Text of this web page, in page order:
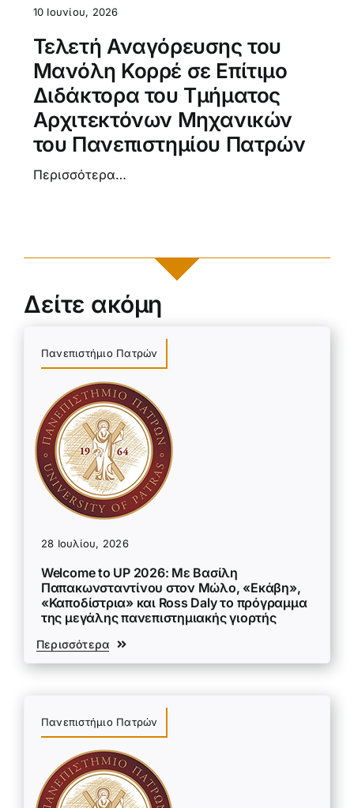
10 Ιουνίου, 2026
Τελετή Αναγόρευσης του
Μανόλη Κορρέ σε Επίτιμο
Διδάκτορα του Τμήματος
Αρχιτεκτόνων Μηχανικών
του Πανεπιστημίου Πατρών
Περισσότερα…
Δείτε ακόμη
Πανεπιστήμιο Πατρών
28 Ιουλίου, 2026
Welcome to UP 2026: Με Βασίλη
Παπακωνσταντίνου στον Μώλο, «Εκάβη»,
«Καποδίστρια» και Ross Daly το πρόγραμμα
της μεγάλης πανεπιστημιακής γιορτής
Περισσότερα
Πανεπιστήμιο Πατρών